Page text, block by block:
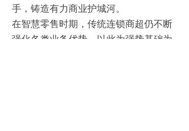
手，铸造有力商业护城河。
在智慧零售时期，传统连锁商超仍不断
强化各类业务优势，以此为强势基础为